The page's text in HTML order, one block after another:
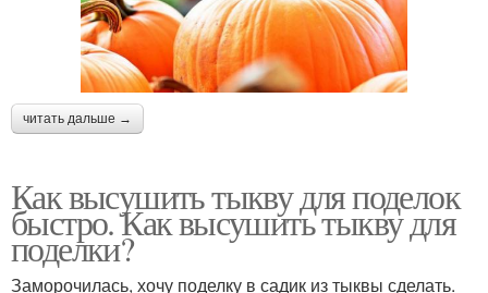
читать дальше →
Как высушить тыкву для поделок
быстро. Как высушить тыкву для
поделки?
Заморочилась, хочу поделку в садик из тыквы сделать.